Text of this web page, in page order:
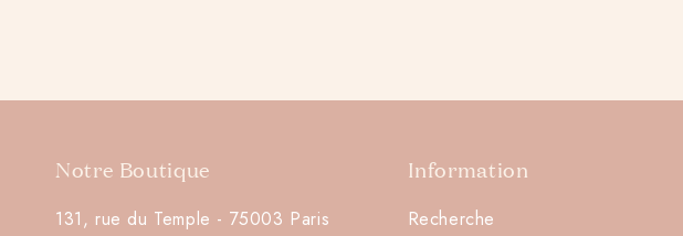
Notre Boutique
131, rue du Temple - 75003 Paris
Information
Recherche